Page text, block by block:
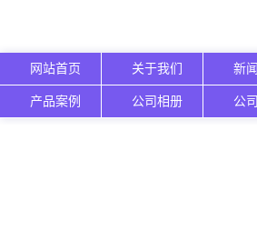
网站首页 关于我们 新
产品案例 公司相册 公